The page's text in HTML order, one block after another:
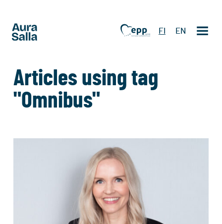
FI EN
Articles using tag
"Omnibus"